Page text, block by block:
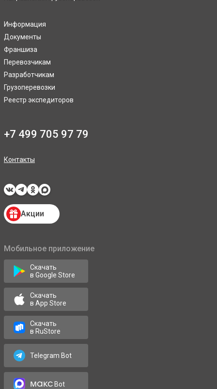
Информация
Документы
Франшиза
Перевозчикам
Разработчикам
Грузоперевозки
Реестр экспедиторов
+7 499 705 97 79
Контакты
Акции
Мобильное приложение
Скачать
в Google Store
Скачать
в App Store
Скачать
в RuStore
Telegram Bot
максBot